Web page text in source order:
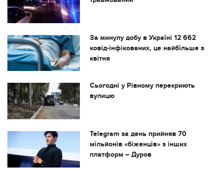
За минулу добу в Україні 12 662
ковід-інфікованих, це найбільше з
квітня
Сьогодні у Рівному перекриють
вулицю
Telegram за день прийняв 70
мільйонів «біженців» з інших
платформ – Дуров